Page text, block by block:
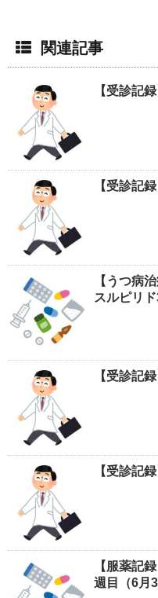
関連記事
【受診記
【受診記
【うつ病
スルピリ
【受診記
【受診記
【服薬記
週目（6月